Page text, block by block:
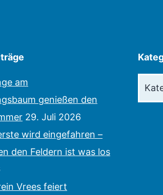
am
genießen den
29. Juli 2026
wird eingefahren –
den Feldern ist was los
Vrees feiert